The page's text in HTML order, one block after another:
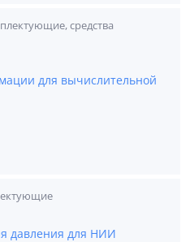
средства
для вычислительной
давления для НИИ